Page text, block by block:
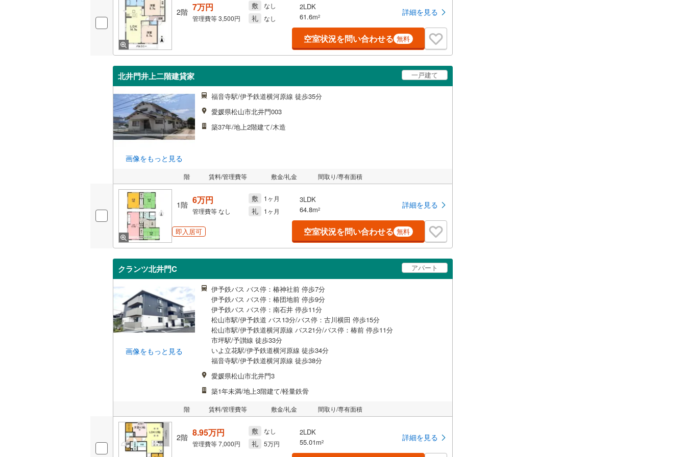
2階 7万円
管理費等3,500円
敷 なし
礼 なし
2LDK
61.6m2 詳細を見る
空室状況を問い合わせる 無料
北井門井上二階建貸家 一戸建て
画像をもっと見る
福音寺駅/伊予鉄道横河原線 徒歩35分
愛媛県松山市北井門003
築37年/地上2階建て/木造
階 賃料/管理費等 敷金/礼金 間取り/専有面積
1階 6万円
管理費等なし
敷 1ヶ月
礼 1ヶ月
3LDK
64.8m2 詳細を見る
即入居可 空室状況を問い合わせる 無料
クランツ北井門C アパート
画像をもっと見る
伊予鉄バス バス停：椿神社前 停歩7分
伊予鉄バス バス停：椿団地前 停歩9分
伊予鉄バス バス停：南石井 停歩11分
松山市駅/伊予鉄道 バス13分/バス停：古川横田 停歩15分
松山市駅/伊予鉄道横河原線 バス21分/バス停：椿前 停歩11分
市坪駅/予讃線 徒歩33分
いよ立花駅/伊予鉄道横河原線 徒歩34分
福音寺駅/伊予鉄道横河原線 徒歩38分
愛媛県松山市北井門3
築1年未満/地上3階建て/軽量鉄骨
階 賃料/管理費等 敷金/礼金 間取り/専有面積
2階 8.95万円
管理費等7,000円
敷 なし
礼 5万円
2LDK
55.01m2 詳細を見る